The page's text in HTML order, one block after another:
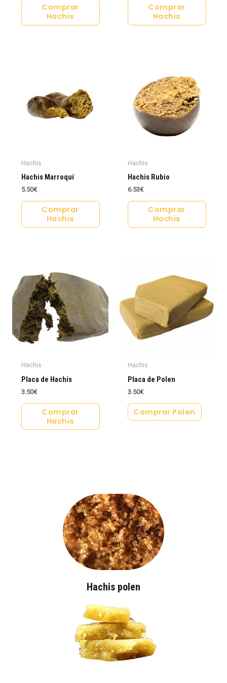
Comprar
Hachis
Comprar
Hachis
Hachis
Hachis Marroquí
5.50€
Comprar
Hachis
Hachis
Hachis Rubio
6.53€
Comprar
Hachis
Hachis
Placa de Hachís
3.50€
Comprar
Hachis
Hachis
Placa de Polen
3.50€
Comprar Polen
Hachis polen